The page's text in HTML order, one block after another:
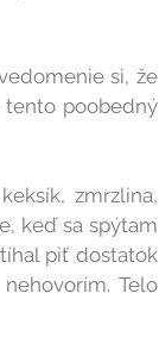
si, že
tento poobedný
zmrzlina,
keď sa spýtam
piť dostatok
Telo